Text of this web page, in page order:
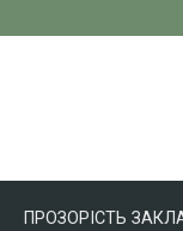
ПРОЗОРІСТЬ